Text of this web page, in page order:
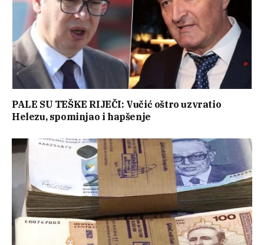
PALE SU TEŠKE RIJEČI: Vučić oštro uzvratio
Helezu, spominjao i hapšenje